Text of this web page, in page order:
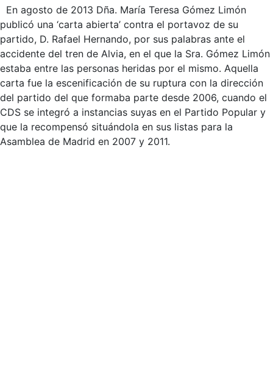
En agosto de 2013 Dña. María Teresa Gómez Limón
publicó una ‘carta abierta’ contra el portavoz de su
partido, D. Rafael Hernando, por sus palabras ante el
accidente del tren de Alvia, en el que la Sra. Gómez Limón
estaba entre las personas heridas por el mismo. Aquella
carta fue la escenificación de su ruptura con la dirección
del partido del que formaba parte desde 2006, cuando el
CDS se integró a instancias suyas en el Partido Popular y
que la recompensó situándola en sus listas para la
Asamblea de Madrid en 2007 y 2011.